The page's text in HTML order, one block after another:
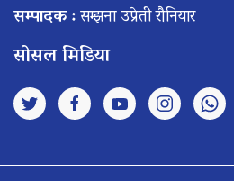
सम्पादक :सम्झना उप्रेती रौनियार
सोसल मिडिया